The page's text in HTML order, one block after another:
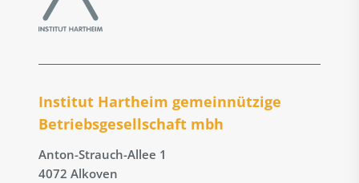
Institut Hartheim gemeinnützige
Betriebs­gesellschaft mbh
Anton-Strauch-Allee 1
4072 Alkoven